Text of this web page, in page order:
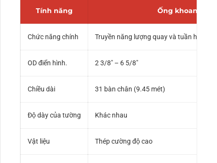
Tính năng Ống khoan
Chức năng chính Truyền năng lượng quay và tuần hoàn
OD điển hình. 2 3/8″ – 6 5/8″
Chiều dài 31 bàn chân (9.45 mét)
Độ dày của tường Khác nhau
Vật liệu Thép cường độ cao